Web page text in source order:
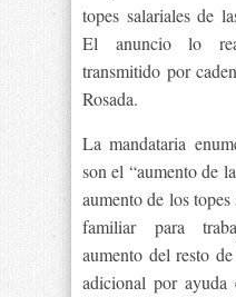
topes salariales de
El anuncio lo
transmitido por
Rosada.
La mandataria
son el “aumento de
aumento de los
familiar para
aumento del resto
adicional por ayuda